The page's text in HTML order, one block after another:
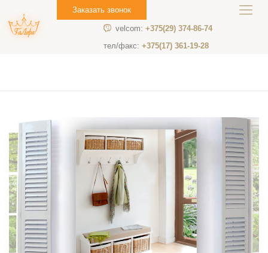
Заказать звонок
velcom: +375(29) 374-86-74
тел/факс: +375(17) 361-19-28